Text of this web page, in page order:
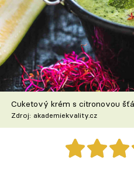
Články
TV Program
Škola vaření
Recepty z TV
Speciál: Cuketa
Těhotnej kuchař
Cuketový krém s citronovou
Zdroj: akademiekvality.cz